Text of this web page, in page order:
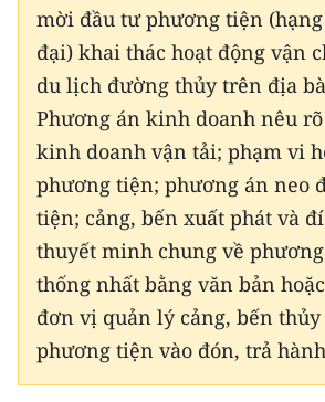
ĐỌC BÁO IN
ENGLISH
中文
FRANÇAIS
РУССКИЙ
ESPAÑOL
mời đầu tư phương tiện
đại) khai thác hoạt động vận
du lịch đường thủy trên địa
Phương án kinh doanh nêu
kinh doanh vận tải; phạm vi
phương tiện; phương án neo
tiện; cảng, bến xuất phát và
thuyết minh chung về
thống nhất bằng văn bản
đơn vị quản lý cảng, bến
phương tiện vào đón, trả